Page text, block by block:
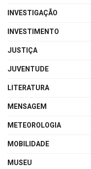
INVESTIGAÇÃO
INVESTIMENTO
JUSTIÇA
JUVENTUDE
LITERATURA
MENSAGEM
METEOROLOGIA
MOBILIDADE
MUSEU